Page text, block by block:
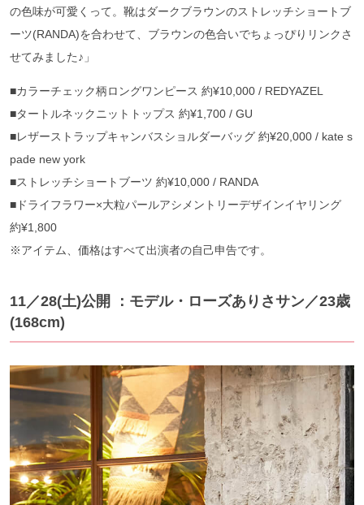
の色味が可愛くって。靴はダークブラウンのストレッチショートブ
ーツ(RANDA)を合わせて、ブラウンの色合いでちょっぴりリンクさ
せてみました♪」
■カラーチェック柄ロングワンピース 約¥10,000 / REDYAZEL
■タートルネックニットトップス 約¥1,700 / GU
■レザーストラップキャンバスショルダーバッグ 約¥20,000 / kate s
pade new york
■ストレッチショートブーツ 約¥10,000 / RANDA
■ドライフラワー×大粒パールアシメントリーデザインイヤリング
約¥1,800
※アイテム、価格はすべて出演者の自己申告です。
11／28(土)公開 ：モデル・ローズありさサン／23歳
(168cm)